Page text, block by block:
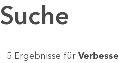
Suche
5 Ergebnisse für